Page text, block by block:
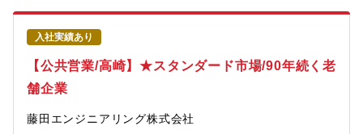
入社実績あり
【公共営業/高崎】★スタンダード市場/90年続く老
舗企業
藤田エンジニアリング株式会社